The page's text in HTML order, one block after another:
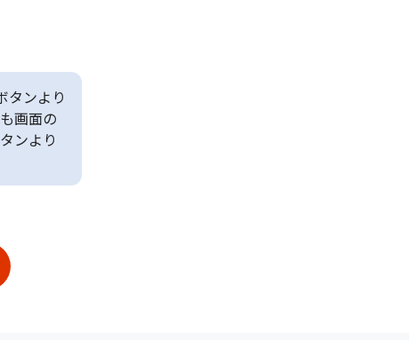
タンより
画面の
ンより